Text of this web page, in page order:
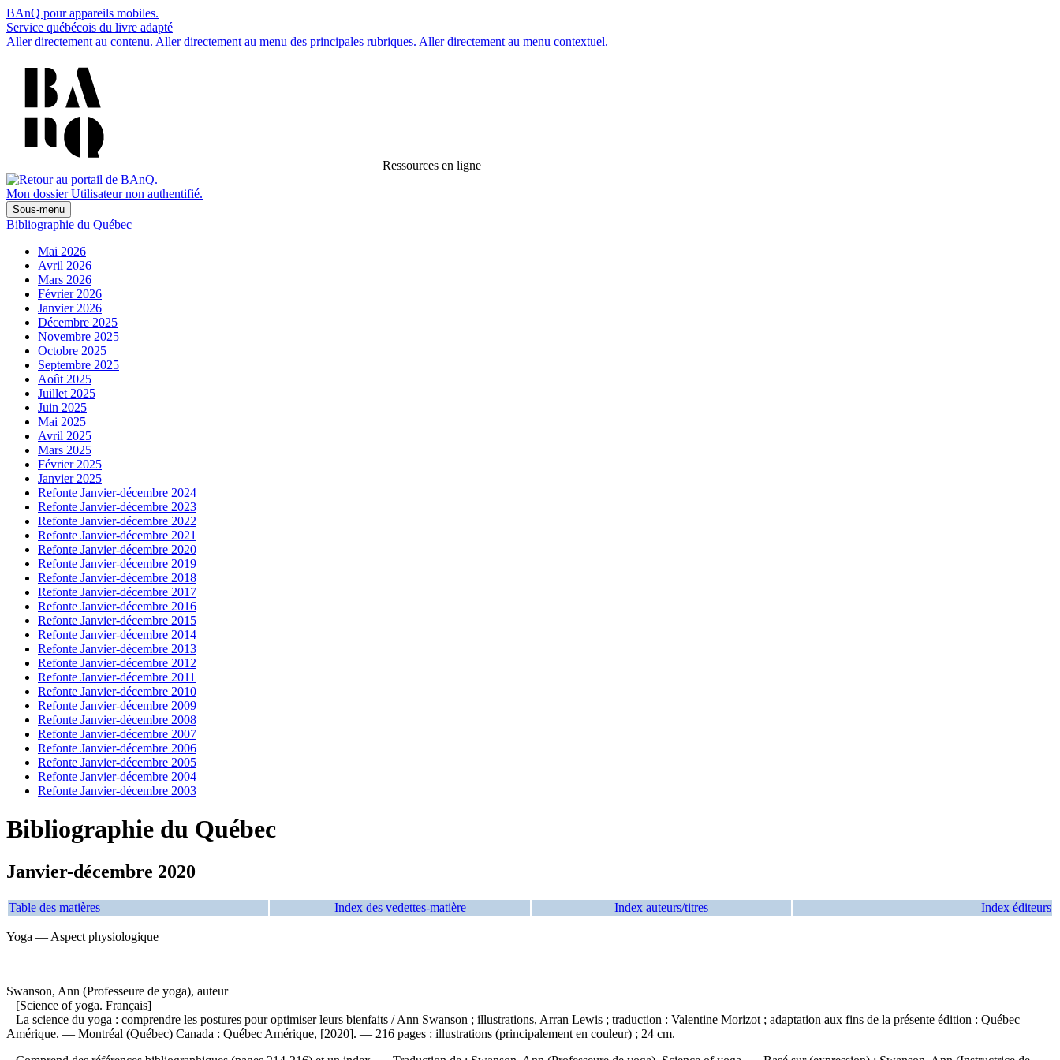
BAnQ pour appareils mobiles.
Service québécois du livre adapté
Aller directement au contenu. Aller directement au menu des principales rubriques. Aller directement au menu contextuel.
Ressources en ligne
Mon dossier Utilisateur non authentifié.
Sous-menu
Bibliographie du Québec
Mai 2026
Avril 2026
Mars 2026
Février 2026
Janvier 2026
Décembre 2025
Novembre 2025
Octobre 2025
Septembre 2025
Août 2025
Juillet 2025
Juin 2025
Mai 2025
Avril 2025
Mars 2025
Février 2025
Janvier 2025
Refonte Janvier-décembre 2024
Refonte Janvier-décembre 2023
Refonte Janvier-décembre 2022
Refonte Janvier-décembre 2021
Refonte Janvier-décembre 2020
Refonte Janvier-décembre 2019
Refonte Janvier-décembre 2018
Refonte Janvier-décembre 2017
Refonte Janvier-décembre 2016
Refonte Janvier-décembre 2015
Refonte Janvier-décembre 2014
Refonte Janvier-décembre 2013
Refonte Janvier-décembre 2012
Refonte Janvier-décembre 2011
Refonte Janvier-décembre 2010
Refonte Janvier-décembre 2009
Refonte Janvier-décembre 2008
Refonte Janvier-décembre 2007
Refonte Janvier-décembre 2006
Refonte Janvier-décembre 2005
Refonte Janvier-décembre 2004
Refonte Janvier-décembre 2003
Bibliographie du Québec
Janvier-décembre 2020
Table des matières Index des vedettes-matière Index auteurs/titres Index éditeurs
Yoga — Aspect physiologique
Swanson, Ann (Professeure de yoga), auteur
[Science of yoga. Français]
La science du yoga : comprendre les postures pour optimiser leurs bienfaits / Ann Swanson ; illustrations, Arran Lewis ; traduction : Valentine Morizot ; adaptation aux fins de la présente édition : Québec
Amérique. — Montréal (Québec) Canada : Québec Amérique, [2020]. — 216 pages : illustrations (principalement en couleur) ; 24 cm.